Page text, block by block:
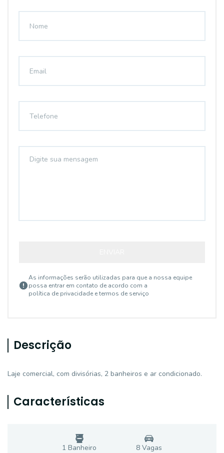
As informações serão utilizadas para que a nossa equipe
possa entrar em contato de acordo com a
política de privacidade e termos de serviço
Descrição
Laje comercial, com divisórias, 2 banheiros e ar condicionado.
Características
1 Banheiro 8 Vagas